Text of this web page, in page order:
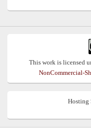
This work is licensed
NonCommercial-
Hosting